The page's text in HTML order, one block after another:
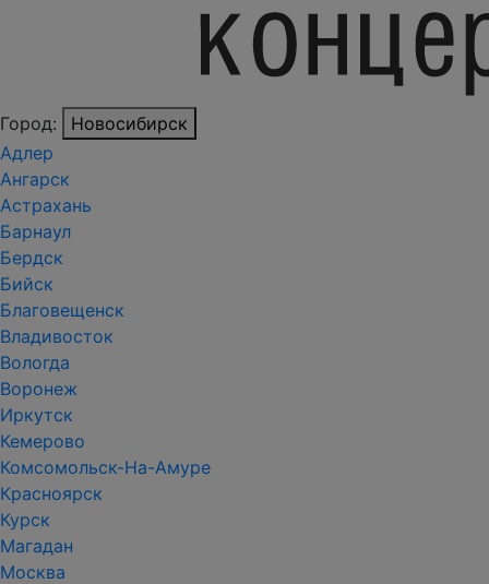
Город:
Новосибирск
Адлер
Ангарск
Астрахань
Барнаул
Бердск
Бийск
Благовещенск
Владивосток
Вологда
Воронеж
Иркутск
Кемерово
Комсомольск-На-Амуре
Красноярск
Курск
Магадан
Москва